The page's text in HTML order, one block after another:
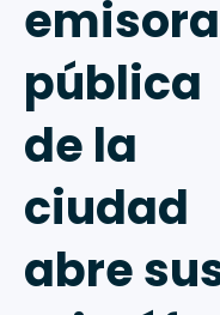
emisora
pública
de la
ciudad
abre